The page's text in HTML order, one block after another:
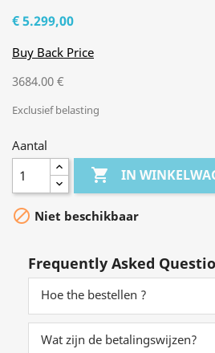
€ 5.299,00
Buy Back Price
3684.00 €
Exclusief belasting
Aantal
 IN
 Niet beschikbaar
Frequently Asked
Hoe the bestellen ?
Wat zijn de betalingswijzen?